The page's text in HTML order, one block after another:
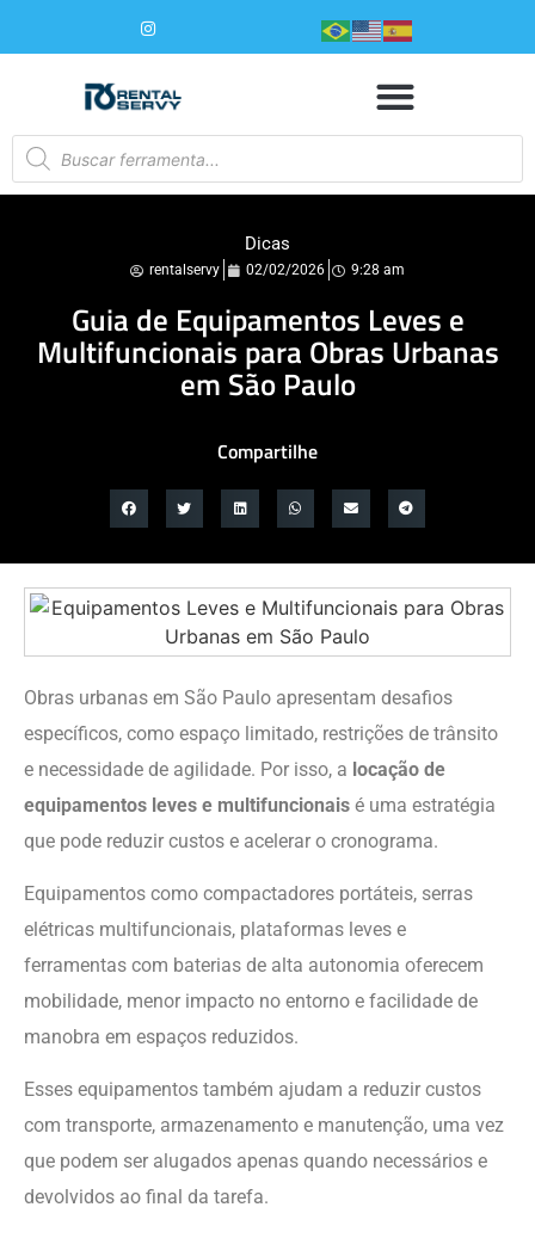
Dicas
rentalservy 02/02/2026 9:28 am
Guia de Equipamentos Leves e
Multifuncionais para Obras Urbanas
em São Paulo
Compartilhe
Obras urbanas em São Paulo apresentam desafios
específicos, como espaço limitado, restrições de trânsito
e necessidade de agilidade. Por isso, a locação de
equipamentos leves e multifuncionais é uma estratégia
que pode reduzir custos e acelerar o cronograma.
Equipamentos como compactadores portáteis, serras
elétricas multifuncionais, plataformas leves e
ferramentas com baterias de alta autonomia oferecem
mobilidade, menor impacto no entorno e facilidade de
manobra em espaços reduzidos.
Esses equipamentos também ajudam a reduzir custos
com transporte, armazenamento e manutenção, uma vez
que podem ser alugados apenas quando necessários e
devolvidos ao final da tarefa.